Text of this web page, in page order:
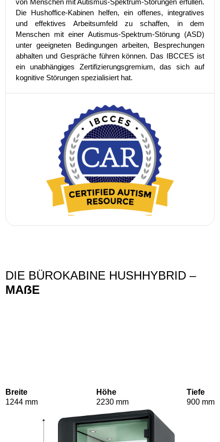
Die Hushoffice-Kabinen helfen, ein offenes, integratives
und effektives Arbeitsumfeld zu schaffen, in dem
Menschen mit einer Autismus-Spektrum-Störung (ASD)
unter geeigneten Bedingungen arbeiten, Besprechungen
abhalten und Gespräche führen können. Das IBCCES ist
ein unabhängiges Zertifizierungsgremium, das sich auf
kognitive Störungen spezialisiert hat.
DIE BÜROKABINE HUSHHYBRID –
MAẞE
Breite
1244 mm
Höhe
2230 mm
Tiefe
900 mm